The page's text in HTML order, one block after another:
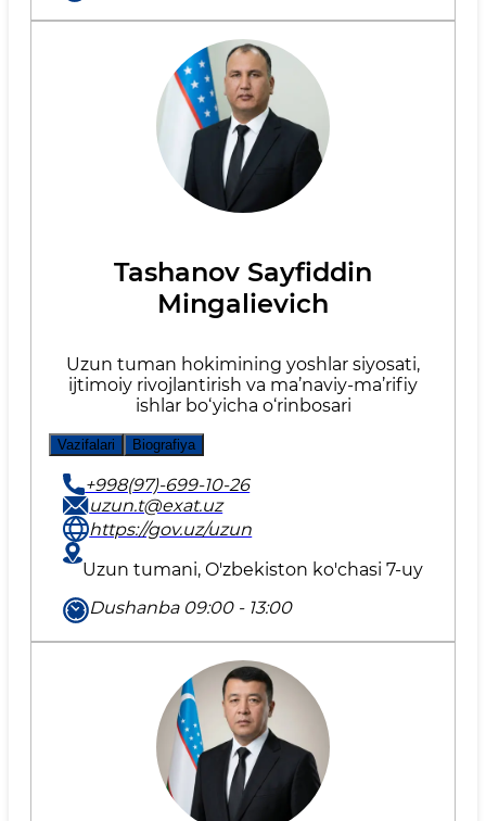
Tashanov Sayfiddin
Mingalievich
Uzun tuman hokimining yoshlar siyosati,
ijtimoiy rivojlantirish va ma’naviy-ma’rifiy
ishlar bo‘yicha o‘rinbosari
Vazifalari Biografiya
+998(97)-699-10-26
uzun.t@exat.uz
https://gov.uz/uzun
Uzun tumani, O'zbekiston ko'chasi 7-uy
Dushanba 09:00 - 13:00